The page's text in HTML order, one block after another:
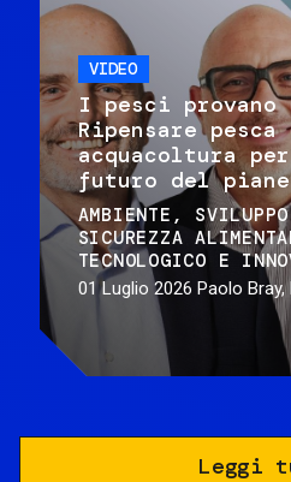
VIDEO
I pesci provano
Ripensare pesca
acquacoltura
futuro del
AMBIENTE
SICUREZZA
TECNOLOGICO E
01 Luglio 2026 Paolo
Leggi